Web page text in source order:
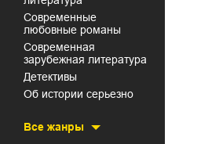
современные
любовные романы
современная
зарубежная литература
детективы
об истории серьезно
Все жанры